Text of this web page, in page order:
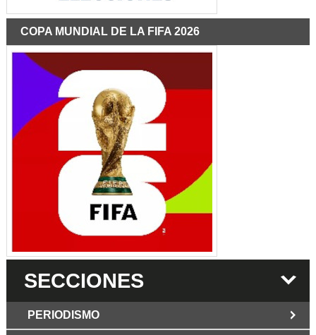
COPA MUNDIAL DE LA FIFA 2026
SECCIONES
PERIODISMO